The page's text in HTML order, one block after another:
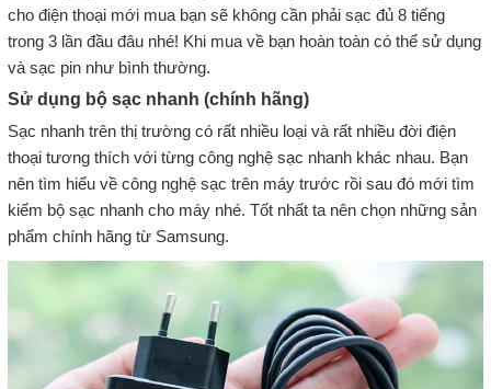
cho điện thoại mới mua bạn sẽ không cần phải sạc đủ 8 tiếng
trong 3 lần đầu đâu nhé! Khi mua về bạn hoàn toàn có thể sử dụng
và sạc pin như bình thường.
Sử dụng bộ sạc nhanh (chính hãng)
Sạc nhanh trên thị trường có rất nhiều loại và rất nhiều đời điện
thoại tương thích với từng công nghệ sạc nhanh khác nhau. Bạn
nên tìm hiểu về công nghệ sạc trên máy trước rồi sau đó mới tìm
kiếm bộ sạc nhanh cho máy nhé. Tốt nhất ta nên chọn những sản
phẩm chính hãng từ Samsung.